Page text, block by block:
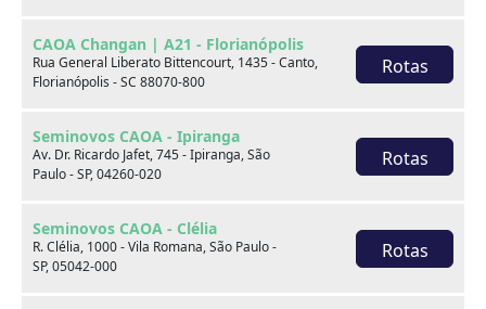
CAOA Changan | A21 - Florianópolis
Rua General Liberato Bittencourt, 1435 - Canto,
Florianópolis - SC 88070-800
Rotas
Seminovos CAOA - Ipiranga
Av. Dr. Ricardo Jafet, 745 - Ipiranga, São
Paulo - SP, 04260-020
Rotas
Seminovos CAOA - Clélia
R. Clélia, 1000 - Vila Romana, São Paulo -
SP, 05042-000
Rotas
Destaques